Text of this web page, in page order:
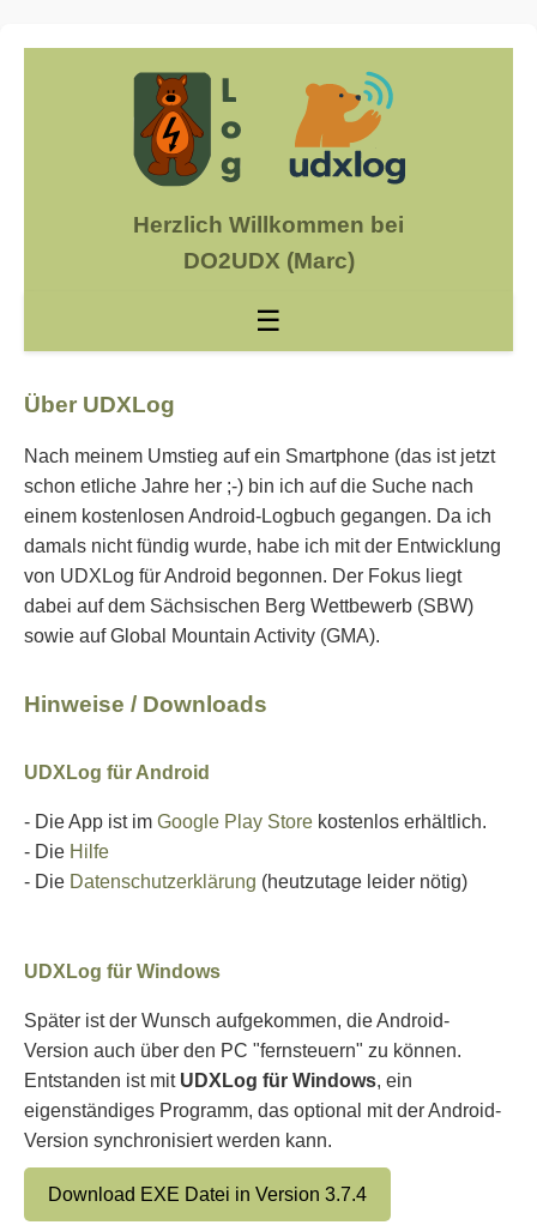
Herzlich Willkommen bei
DO2UDX (Marc)
☰
Über UDXLog
Nach meinem Umstieg auf ein Smartphone (das ist jetzt
schon etliche Jahre her ;-) bin ich auf die Suche nach
einem kostenlosen Android-Logbuch gegangen. Da ich
damals nicht fündig wurde, habe ich mit der Entwicklung
von UDXLog für Android begonnen. Der Fokus liegt
dabei auf dem Sächsischen Berg Wettbewerb (SBW)
sowie auf Global Mountain Activity (GMA).
Hinweise / Downloads
UDXLog für Android
- Die App ist im Google Play Store kostenlos erhältlich.
- Die Hilfe
- Die Datenschutzerklärung (heutzutage leider nötig)
UDXLog für Windows
Später ist der Wunsch aufgekommen, die Android-
Version auch über den PC "fernsteuern" zu können.
Entstanden ist mit UDXLog für Windows, ein
eigenständiges Programm, das optional mit der Android-
Version synchronisiert werden kann.
Download EXE Datei in Version 3.7.4